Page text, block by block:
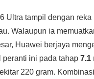
Ultra tampil dengan reka
Walaupun ia
Huawei berjaya
peranti ini pada tahap 7.1
220 gram.